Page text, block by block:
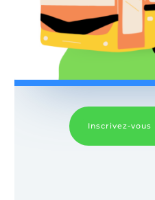
Inscrivez-